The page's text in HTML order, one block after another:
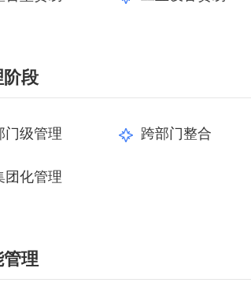
段
门级管理 跨部门整合
团化管理
理